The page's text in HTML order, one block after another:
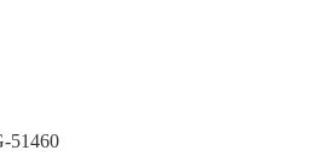
51460